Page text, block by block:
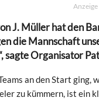
Anzeige
J. Müller hat den
die Mannschaft
sagte Organisator
an den Start
zu kümmern, ist